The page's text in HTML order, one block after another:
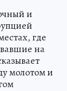
и
где
на
молотом и